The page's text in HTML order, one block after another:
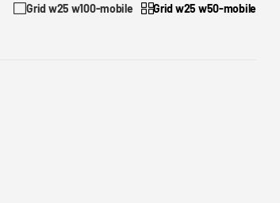
Grid w25 w100-mobile
Grid w25 w50-mobile